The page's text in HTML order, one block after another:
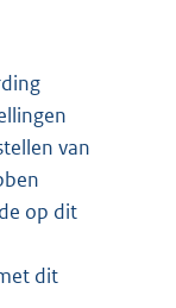
van
op dit
dit